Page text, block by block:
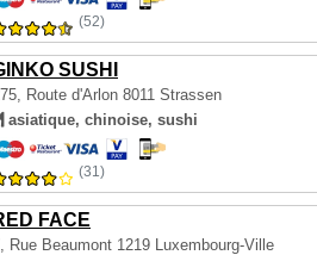
(52)
SUSHI
Route d'Arlon 8011 Strassen
asiatique, chinoise, sushi
(31)
FACE
Rue Beaumont 1219 Luxembourg-Ville